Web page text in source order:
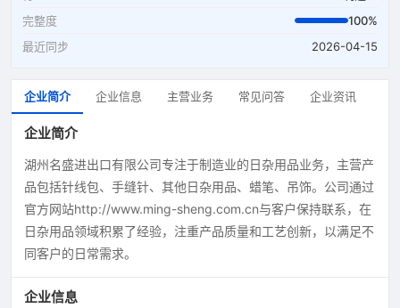
完整度
100%
最近同步
2026-04-15
企业简介 企业信息 主营业务 常见问答 企业资讯
企业简介
湖州名盛进出口有限公司专注于制造业的日杂用品业务，主营产
品包括针线包、手缝针、其他日杂用品、蜡笔、吊饰。公司通过
官方网站http://www.ming-sheng.com.cn与客户保持联系，在
日杂用品领域积累了经验，注重产品质量和工艺创新，以满足不
同客户的日常需求。
企业信息